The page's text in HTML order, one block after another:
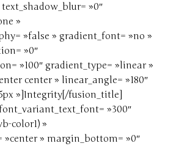
»0″
»
»false » gradient_font= »no »
»0″
»100″ gradient_type= »linear »
center » linear_angle= »180″
»]Integrity[/fusion_title]
»300″
color1) »
» margin_bottom= »0″